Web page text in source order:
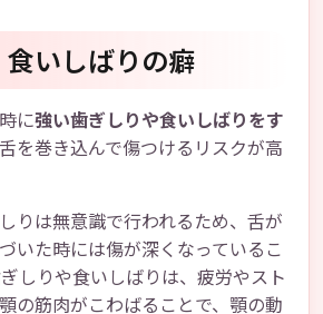
いしばりの癖
に強い歯ぎしりや食いしばりをす
を巻き込んで傷つけるリスクが高
りは無意識で行われるため、舌が
いた時には傷が深くなっているこ
しりや食いしばりは、疲労やスト
の筋肉がこわばることで、顎の動